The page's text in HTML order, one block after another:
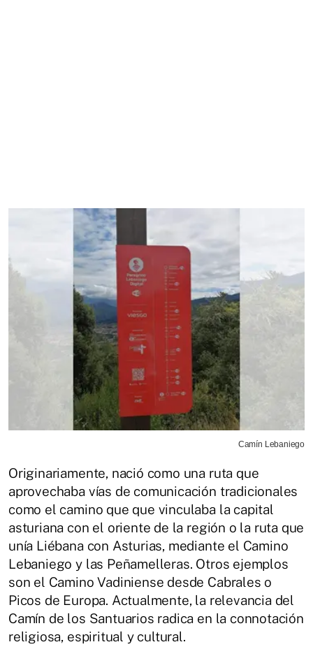
Camín Lebaniego
Originariamente, nació como una ruta que
aprovechaba vías de comunicación tradicionales
como el camino que que vinculaba la capital
asturiana con el oriente de la región o la ruta que
unía Liébana con Asturias, mediante el Camino
Lebaniego y las Peñamelleras. Otros ejemplos
son el Camino Vadiniense desde Cabrales o
Picos de Europa. Actualmente, la relevancia del
Camín de los Santuarios radica en la connotación
religiosa, espiritual y cultural.